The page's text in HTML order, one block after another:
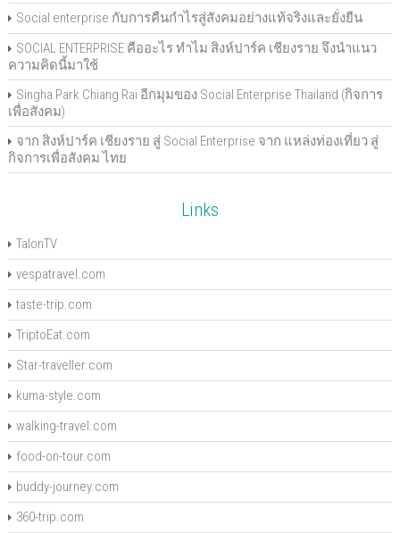
Social enterprise กับการคืนกำไรสู่สังคมอย่างแท้จริงและยั่งยืน
SOCIAL ENTERPRISE คืออะไร ทำไม สิงห์ปาร์ค เชียงราย จึงนำแนว
ความคิดนี้มาใช้
Singha Park Chiang Rai อีกมุมของ Social Enterprise Thailand (กิจการ
เพื่อสังคม)
จาก สิงห์ปาร์ค เชียงราย สู่ Social Enterprise จาก แหล่งท่องเที่ยว สู่
กิจการเพื่อสังคม ไทย
Links
TalonTV
vespatravel.com
taste-trip.com
TriptoEat.com
Star-traveller.com
kuma-style.com
walking-travel.com
food-on-tour.com
buddy-journey.com
360-trip.com